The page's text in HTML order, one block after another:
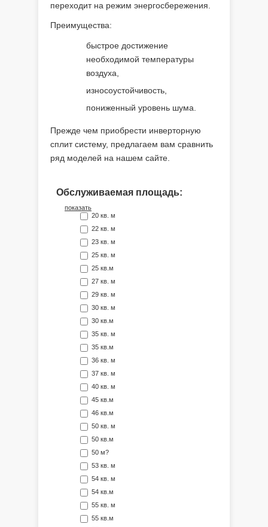
переходит на режим энергосбережения.
Преимущества:
быстрое достижение
необходимой температуры
воздуха,
износоустойчивость,
пониженный уровень шума.
Прежде чем приобрести инверторную
сплит систему, предлагаем вам сравнить
ряд моделей на нашем сайте.
Обслуживаемая площадь:
показать
20 кв. м
22 кв. м
23 кв. м
25 кв. м
25 кв.м
27 кв. м
29 кв. м
30 кв. м
30 кв.м
35 кв. м
35 кв.м
36 кв. м
37 кв. м
40 кв. м
45 кв.м
46 кв.м
50 кв. м
50 кв.м
50 м?
53 кв. м
54 кв. м
54 кв.м
55 кв. м
55 кв.м